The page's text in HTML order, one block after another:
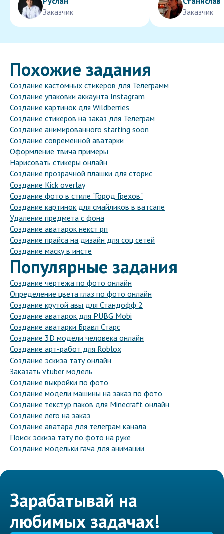
Заказчик
Заказчик
Похожие задания
Создание кастомных стикеров для Телеграмм
Создание упаковки аккаунта Instagram
Создание картинок для Wildberries
Создание стикеров на заказ для Телеграм
Создание анимированного starting soon
Создание современной аватарки
Оформление твича примеры
Нарисовать стикеры онлайн
Создание прозрачной плашки для сторис
Создание Kick overlay
Создание фото в стиле "Город Грехов"
Создание картинок для смайликов в ватсапе
Удаление предмета с фона
Создание аватарок некст рп
Создание прайса на дизайн для соц сетей
Создание маску в инсте
Популярные задания
Создание чертежа по фото онлайн
Определение цвета глаз по фото онлайн
Создание крутой авы для Стандофф 2
Создание аватарок для PUBG Mobi
Создание аватарки Бравл Старс
Создание 3D модели человека онлайн
Создание арт-работ для Roblox
Создание эскиза тату онлайн
Заказать vtuber модель
Создание выкройки по фото
Создание модели машины на заказ по фото
Создание текстур паков для Minecraft онлайн
Создание лего на заказ
Создание аватара для телеграм канала
Поиск эскиза тату по фото на руке
Создание модельки гача для анимации
Зарабатывай на
любимых задачах!